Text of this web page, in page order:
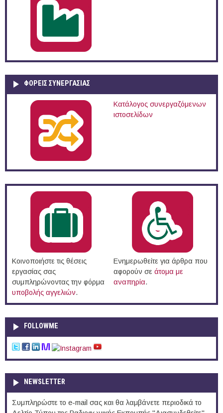
ΦΟΡΕΙΣ ΣΥΝΕΡΓΑΣΙΑΣ
Κατάλογος συνεργαζόμενων
ιστοσελίδων
Κοινοποιήστε τις θέσεις
εργασίας σας
συμπληρώνοντας την φόρμα
υποβολής αγγελιών.
Ενημερωθείτε για άρθρα που
αφορούν σε άτομα με
αναπηρία.
FOLLOWME
NEWSLETTER
Συμπληρώστε το e-mail σας και θα λαμβάνετε περιοδικά το